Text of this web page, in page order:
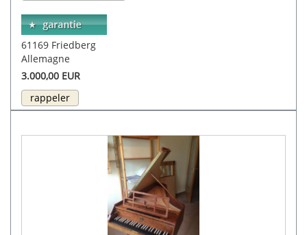
61169 Friedberg
Allemagne
3.000,00 EUR
rappeler